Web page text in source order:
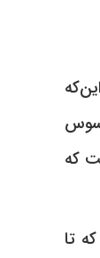
سوس
که
تا